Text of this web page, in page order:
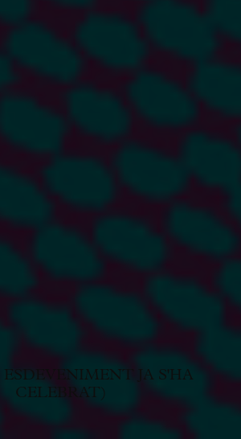
ESDEVENIMENT JA S'HA
CELEBRAT)